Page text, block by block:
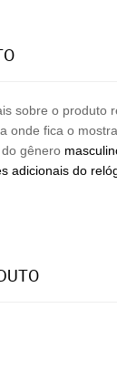
sobre o produto
onde fica o
do gênero
adicionais do